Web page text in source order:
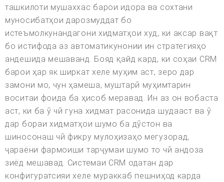
ташкилоти мушаххас барои идора ва сохтани
муносибатҳои дарозмуддат бо
истеъмолкунандагони хидматҳои худ, ки аксар вақт
бо истифода аз автоматикунонии ин стратегияҳо
андешида мешаванд. Бояд қайд кард, ки соҳаи CRM
барои ҳар як ширкат хеле муҳим аст, зеро дар
замони мо, чун ҳамеша, муштарӣ муҳимтарин
воситаи фоида ба ҳисоб меравад. Ин аз он вобаста
аст, ки ба ӯ чӣ гуна хидмат расонида шудааст ва ӯ
дар бораи хидматҳои шумо ба дӯстон ва
шиносонаш чӣ фикру мулоҳизаҳо мегузорад,
ҷараёни фармоиши тарҷумаи шумо то чӣ андоза
зиёд мешавад. Системаи CRM одатан дар
конфигуратсияи хеле мураккаб пешниҳод карда